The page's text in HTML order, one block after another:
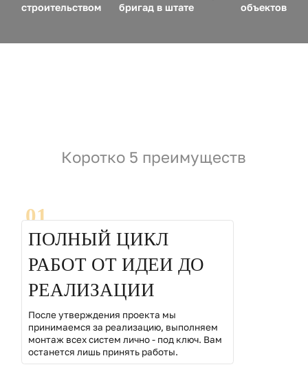
строительством
бригад в штате
объектов
Коротко 5 преимуществ
01
ПОЛНЫЙ ЦИКЛ
РАБОТ ОТ ИДЕИ ДО
РЕАЛИЗАЦИИ
После утверждения проекта мы
принимаемся за реализацию, выполняем
монтаж всех систем лично - под ключ. Вам
останется лишь принять работы.